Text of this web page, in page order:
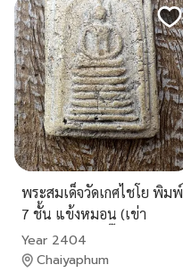
พระสมเด็จวัดเกศไชโย พิมพ์
7 ชั้น แข้งหมอน (เข่า
ยก)มวลสารตุ๊บตั๊บ
Year 2404
Chaiyaphum